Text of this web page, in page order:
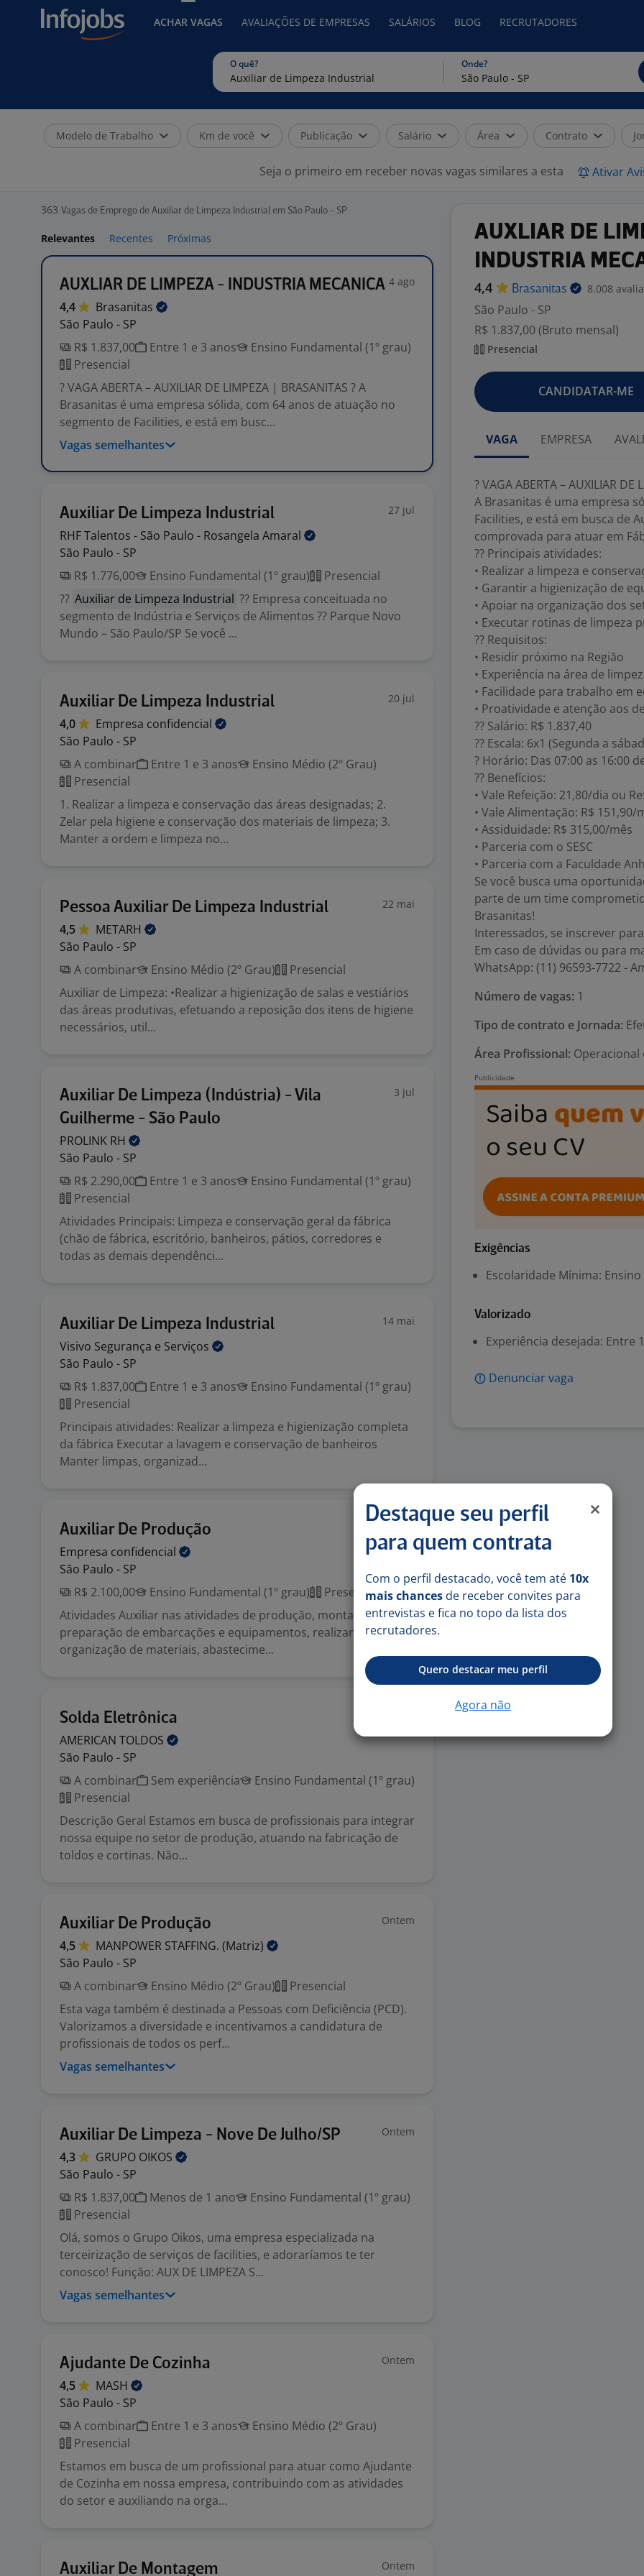
ACHAR VAGAS AVALIAÇÕES DE EMPRESAS SALÁRIOS BLOG RECRUTADORES
O quê? Onde?
Modelo de Trabalho Km de você Publicação Salário Área Contrato
Seja o primeiro em receber novas vagas similares a esta Ativar
363 Vagas de Emprego de Auxiliar de Limpeza Industrial em São Paulo - SP
Relevantes Recentes Próximas
AUXLIAR DE LIMPEZA - INDUSTRIA MECANICA 4 ago
4,4
Brasanitas
São Paulo - SP
R$ 1.837,00
Entre 1 e 3 anos
Ensino Fundamental (1º grau)
Presencial
? VAGA ABERTA – AUXILIAR DE LIMPEZA | BRASANITAS ? A
Brasanitas é uma empresa sólida, com 64 anos de atuação no
segmento de Facilities, e está em busc...
Vagas semelhantes
Auxiliar De Limpeza Industrial 27 jul
RHF Talentos - São Paulo - Rosangela Amaral
São Paulo - SP
R$ 1.776,00
Ensino Fundamental (1º grau)
Presencial
?? Auxiliar de Limpeza Industrial ?? Empresa conceituada no
segmento de Indústria e Serviços de Alimentos ?? Parque Novo
Mundo – São Paulo/SP Se você ...
Auxiliar De Limpeza Industrial 20 jul
4,0 Empresa confidencial
São Paulo - SP
A combinar
Entre 1 e 3 anos
Ensino Médio (2º Grau)
Presencial
1. Realizar a limpeza e conservação das áreas designadas; 2.
Zelar pela higiene e conservação dos materiais de limpeza; 3.
Manter a ordem e limpeza no...
Pessoa Auxiliar De Limpeza Industrial 22 mai
4,5
METARH
São Paulo - SP
A combinar
Ensino Médio (2º Grau)
Presencial
Auxiliar de Limpeza: •Realizar a higienização de salas e vestiários
das áreas produtivas, efetuando a reposição dos itens de higiene
necessários, util...
Auxiliar De Limpeza (Indústria) - Vila
Guilherme - São Paulo
3 jul
PROLINK RH
São Paulo - SP
R$ 2.290,00
Entre 1 e 3 anos
Ensino Fundamental (1º grau)
Presencial
Atividades Principais: Limpeza e conservação geral da fábrica
(chão de fábrica, escritório, banheiros, pátios, corredores e
todas as demais dependênci...
Auxiliar De Limpeza Industrial 14 mai
Visivo Segurança e Serviços
São Paulo - SP
R$ 1.837,00
Entre 1 e 3 anos
Ensino Fundamental (1º grau)
Presencial
Principais atividades: Realizar a limpeza e higienização completa
da fábrica Executar a lavagem e conservação de banheiros
Manter limpas, organizad...
Auxiliar De Produção
Empresa confidencial
São Paulo - SP
R$ 2.100,00
Ensino Fundamental (1º grau)
Presencial
Atividades Auxiliar nas atividades de produção, montagem e
preparação de embarcações e equipamentos, realizando a
organização de materiais, abastecime...
Solda Eletrônica
AMERICAN TOLDOS
São Paulo - SP
A combinar
Sem experiência
Ensino Fundamental (1º grau)
Presencial
Descrição Geral Estamos em busca de profissionais para integrar
nossa equipe no setor de produção, atuando na fabricação de
toldos e cortinas. Não...
Auxiliar De Produção Ontem
4,5 MANPOWER STAFFING. (Matriz)
São Paulo - SP
A combinar
Ensino Médio (2º Grau)
Presencial
Esta vaga também é destinada a Pessoas com Deficiência (PCD).
Valorizamos a diversidade e incentivamos a candidatura de
profissionais de todos os perf...
Vagas semelhantes
Auxiliar De Limpeza - Nove De Julho/SP Ontem
4,3 GRUPO OIKOS
São Paulo - SP
R$ 1.837,00
Menos de 1 ano
Ensino Fundamental (1º grau)
Presencial
Olá, somos o Grupo Oikos, uma empresa especializada na
terceirização de serviços de facilities, e adoraríamos te ter
conosco! Função: AUX DE LIMPEZA S...
Vagas semelhantes
Ajudante De Cozinha Ontem
4,5
MASH
São Paulo - SP
A combinar
Entre 1 e 3 anos
Ensino Médio (2º Grau)
Presencial
Estamos em busca de um profissional para atuar como Ajudante
de Cozinha em nossa empresa, contribuindo com as atividades
do setor e auxiliando na orga...
Auxiliar De Montagem Ontem
AUXLIAR DE
INDUSTRIA
4,4 Brasanitas 8.008
São Paulo - SP
R$ 1.837,00 (Bruto mensal)
Presencial
CANDIDATAR-ME
VAGA EMPRESA
? VAGA ABERTA – AUXILIAR DE
A Brasanitas é uma empresa
Facilities, e está em busca de
comprovada para atuar em
?? Principais atividades:
• Realizar a limpeza e
• Garantir a higienização de
• Apoiar na organização dos
• Executar rotinas de limpeza
?? Requisitos:
• Residir próximo na Região
• Experiência na área de
• Facilidade para trabalho em
• Proatividade e atenção aos
?? Salário: R$ 1.837,40
?? Escala: 6x1 (Segunda a
? Horário: Das 07:00 as 16:00
?? Benefícios:
• Vale Refeição: 21,80/dia ou
• Vale Alimentação: R$ 151,90/
• Assiduidade: R$ 315,00/mês
• Parceria com o SESC
• Parceria com a Faculdade
Se você busca uma
parte de um time
Brasanitas!
Interessados, se inscrever
Em caso de dúvidas ou para
WhatsApp: (11) 96593-7722 -
Número de vagas: 1
Tipo de contrato e Jornada:
Área Profissional: Operacional
Exigências
Escolaridade Mínima:
Valorizado
Experiência desejada: Entre
Denunciar vaga
Destaque seu perfil
para quem contrata
Com o perfil destacado, você tem até 10x
mais chances de receber convites para
entrevistas e fica no topo da lista dos
recrutadores.
Quero destacar meu perfil
Agora não